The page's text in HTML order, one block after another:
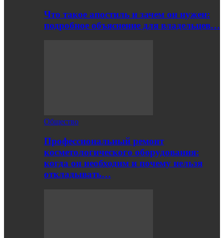
Что такое апостиль и зачем он нужен:
подробное объяснение для владельцев…
Общество
Профессиональный ремонт
косметологического оборудования:
когда он необходим и почему нельзя
откладывать…